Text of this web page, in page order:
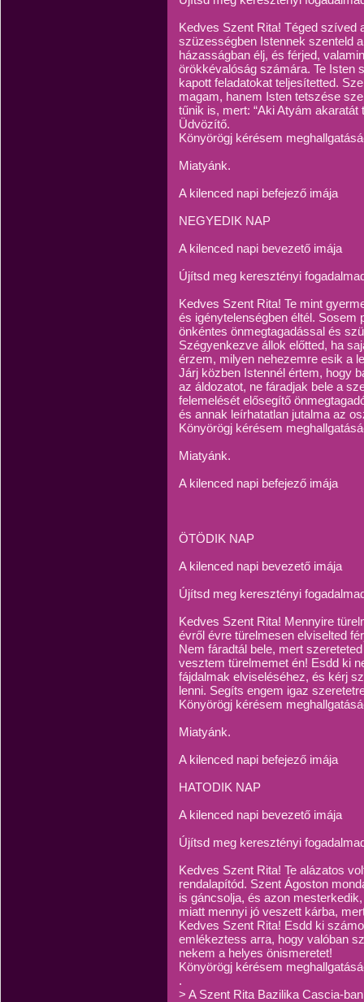
Kedves Szent Rita! Téged szíved
szüzességben Istennek szenteld
házasságban élj, és férjed,
örökkévalóság számára. Te Isten
kapott feladatokat teljesítetted.
magam, hanem Isten tetszése
tűnik is, mert: “Aki Atyám
Üdvözítő.
Könyörögj kérésem
Miatyánk.
A kilenced napi befejező imája
NEGYEDIK NAP
A kilenced napi bevezető imája
Újítsd meg keresztényi
Kedves Szent Rita! Te mint
és igénytelenségben éltél. Sosem
önkéntes önmegtagadással és
Szégyenkezve állok előtted, ha
érzem, milyen nehezemre esik a
Járj közben Istennél értem, hogy
az áldozatot, ne fáradjak bele a
felemelését elősegítő
és annak leírhatatlan jutalma az
Könyörögj kérésem
Miatyánk.
A kilenced napi befejező imája
ÖTÖDIK NAP
A kilenced napi bevezető imája
Újítsd meg keresztényi
Kedves Szent Rita! Mennyire
évről évre türelmesen elviselted
Nem fáradtál bele, mert
vesztem türelmemet én! Esdd ki
fájdalmak elviseléséhez, és kérj
lenni. Segíts engem igaz
Könyörögj kérésem
Miatyánk.
A kilenced napi befejező imája
HATODIK NAP
A kilenced napi bevezető imája
Újítsd meg keresztényi
Kedves Szent Rita! Te alázatos
rendalapítód. Szent Ágoston
is gáncsolja, és azon
miatt mennyi jó veszett kárba,
Kedves Szent Rita! Esdd ki
emlékeztess arra, hogy valóban
nekem a helyes önismeretet!
Könyörögj kérésem
.
> A Szent Rita Bazilika Cascia-ban